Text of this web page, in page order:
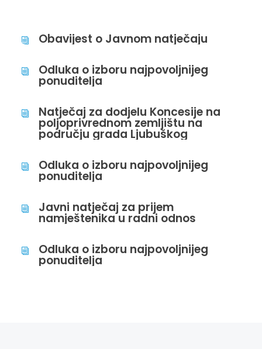
i Obavijest o Javnom natječaju
i Odluka o izboru najpovoljnijeg
ponuditelja
i Natječaj za dodjelu Koncesije na
poljoprivrednom zemljištu na
području grada Ljubuškog
i Odluka o izboru najpovoljnijeg
ponuditelja
i Javni natječaj za prijem
namještenika u radni odnos
i Odluka o izboru najpovoljnijeg
ponuditelja